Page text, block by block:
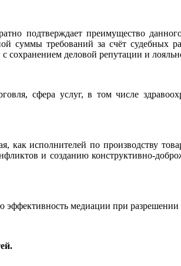
подтверждает преимущество
суммы требований за счёт судебных
сохранением деловой репутации и
сфера услуг, в том числе
как исполнителей по производству
и созданию конструктивно-
эффективность медиации при